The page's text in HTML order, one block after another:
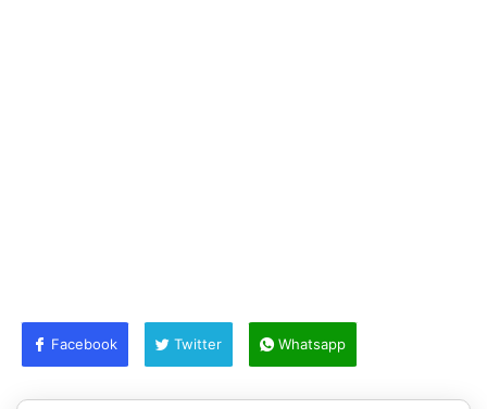
Facebook Twitter Whatsapp